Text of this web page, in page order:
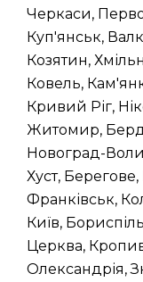
Черкаси,
Куп'янськ,
Козятин,
Ковель,
Кривий Ріг,
Житомир,
Новоград-
Хуст,
Франківськ,
Київ,
Церква,
Олександрія,